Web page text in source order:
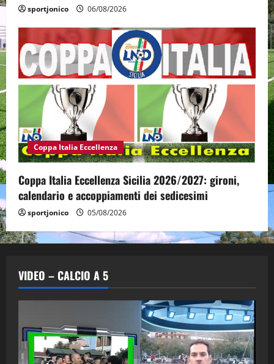
sportjonico 06/08/2026
Coppa Italia Eccellenza
Coppa Italia Eccellenza Sicilia 2026/2027: gironi,
calendario e accoppiamenti dei sedicesimi
sportjonico 05/08/2026
VIDEO – CALCIO A 5